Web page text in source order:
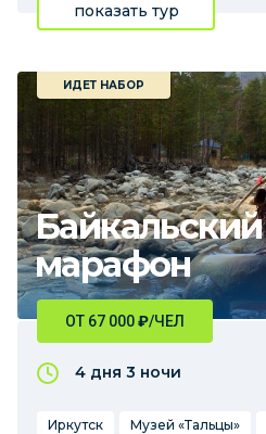
показать тур
Байкальский
марафон
ИДЕТ НАБОР
ОТ 67 000₽/ЧЕЛ
4 дня 3 ночи
Иркутск Музей «Тальцы»